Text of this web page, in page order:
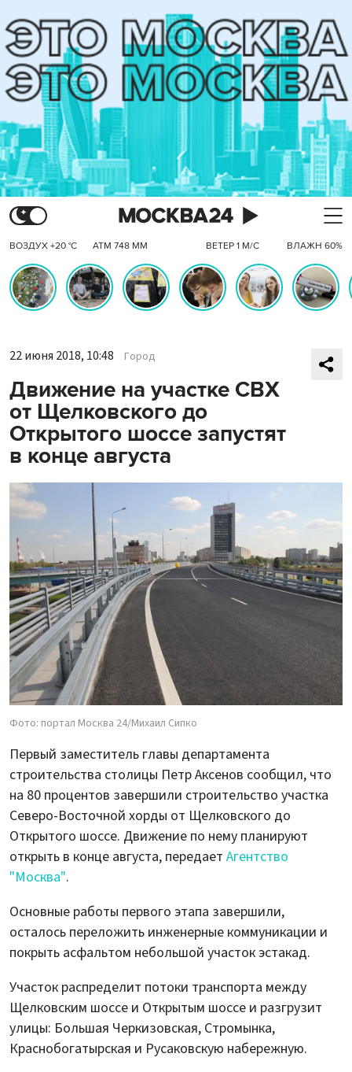
ВОЗДУХ +20 °C АТМ 748 ММ ВЕТЕР 1 М/С ВЛАЖН 60%
22 июня 2018, 10:48 Город
Движение на участке СВХ
от Щелковского до
Открытого шоссе запустят
в конце августа
Фото: портал Москва 24/Михаил Сипко
Первый заместитель главы департамента
строительства столицы Петр Аксенов сообщил, что
на 80 процентов завершили строительство участка
Северо-Восточной хорды от Щелковского до
Открытого шоссе. Движение по нему планируют
открыть в конце августа, передает Агентство
"Москва".
Основные работы первого этапа завершили,
осталось переложить инженерные коммуникации и
покрыть асфальтом небольшой участок эстакад.
Участок распределит потоки транспорта между
Щелковским шоссе и Открытым шоссе и разгрузит
улицы: Большая Черкизовская, Стромынка,
Краснобогатырская и Русаковскую набережную.